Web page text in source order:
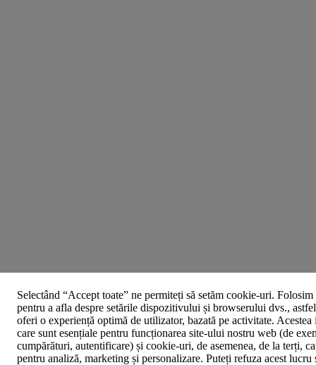
Selectând “Accept toate” ne permiteți să setăm cookie-uri.
pentru a afla despre setările dispozitivului și browserului dvs.,
oferi o experiență optimă de utilizator, bazată pe activitate.
care sunt esențiale pentru funcționarea site-ului nostru web (de
cumpărături, autentificare) și cookie-uri, de asemenea, de la terți,
pentru analiză, marketing și personalizare. Puteți refuza acest